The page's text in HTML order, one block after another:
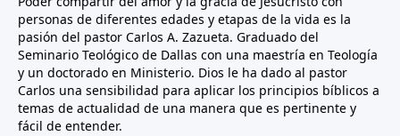
personas de diferentes edades y etapas de la vida es la
pasión del pastor Carlos A. Zazueta. Graduado del
Seminario Teológico de Dallas con una maestría en Teología
y un doctorado en Ministerio. Dios le ha dado al pastor
Carlos una sensibilidad para aplicar los principios bíblicos a
temas de actualidad de una manera que es pertinente y
fácil de entender.